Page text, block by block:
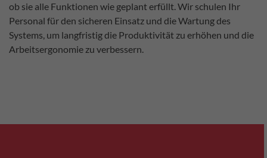
ob sie alle Funktionen wie geplant erfüllt. Wir schulen Ihr
Personal für den sicheren Einsatz und die Wartung des
Systems, um langfristig die Produktivität zu erhöhen und die
Arbeitsergonomie zu verbessern.